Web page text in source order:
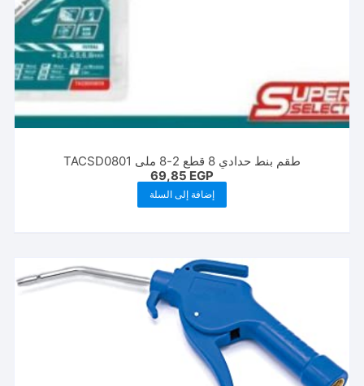
طقم بنط حدادي 8 قطع 2-8 ملى TACSD0801
69,85 EGP
إضافة إلى السلة